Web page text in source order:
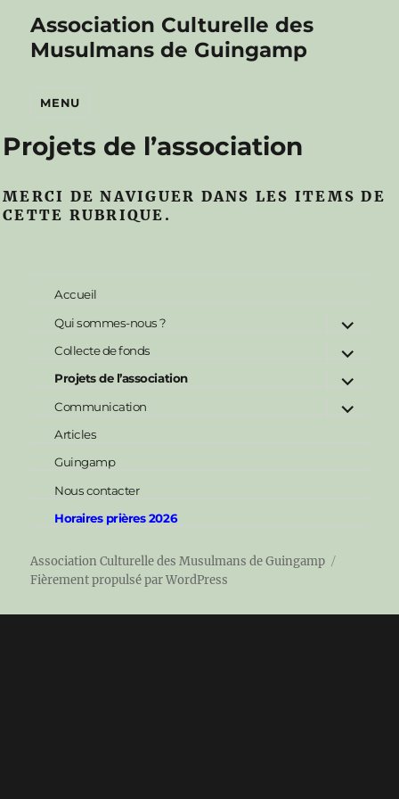
Association Culturelle des
Musulmans de Guingamp
MENU
Projets de l’association
MERCI DE NAVIGUER DANS LES ITEMS DE
CETTE RUBRIQUE.
Accueil
Qui sommes-nous ?
ouvrir
sous-
menu
Collecte de fonds
ouvrir
sous-
menu
Projets de l’association
ouvrir
sous-
menu
Communication
ouvrir
Articles
Guingamp
Nous contacter
Horaires prières 2026
Association Culturelle des Musulmans de Guingamp
Fièrement propulsé par WordPress